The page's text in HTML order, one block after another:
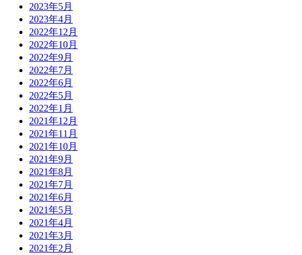
2023年5月
2023年4月
2022年12月
2022年10月
2022年9月
2022年7月
2022年6月
2022年5月
2022年1月
2021年12月
2021年11月
2021年10月
2021年9月
2021年8月
2021年7月
2021年6月
2021年5月
2021年4月
2021年3月
2021年2月